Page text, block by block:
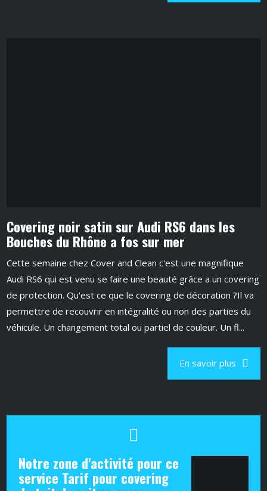
Covering noir satin sur Audi RS6 dans les
Bouches du Rhône a fos sur mer
Cette semaine chez Cover and Clean c'est une magnifique
Audi RS6 qui est venu se faire une beauté grâce a un covering
de protection. Qu'est ce que le covering de décoration ?Il va
permettre de recouvrir en intégralité ou non des parties du
véhicule. Un changement total ou partiel de couleur. Un fl...
En savoir plus
Notre zone d'activité pour ce
service Tarif pour covering